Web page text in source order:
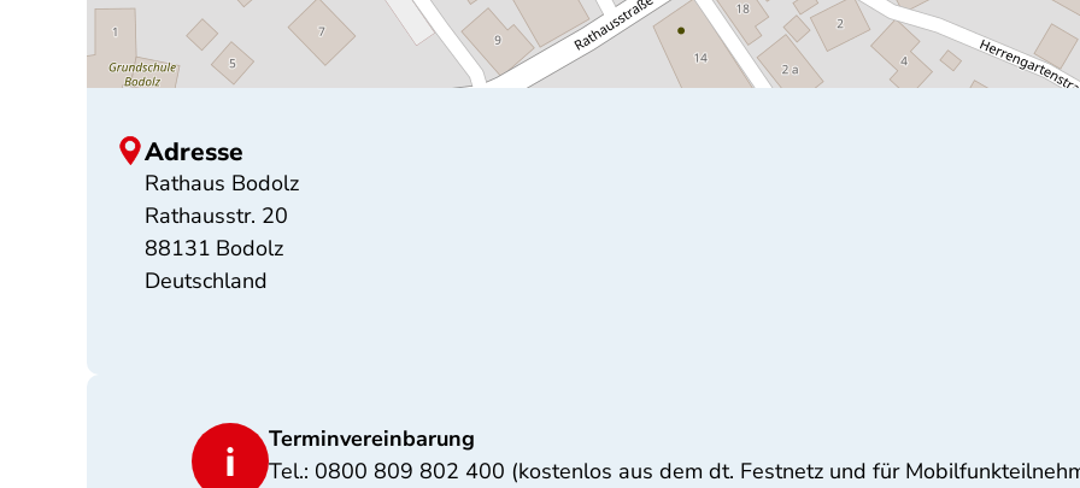
Adresse
Rathaus Bodolz
Rathausstr. 20
88131 Bodolz
Deutschland
Terminvereinbarung
Tel.: 0800 809 802 400 (kostenlos aus dem dt. Festnetz und für